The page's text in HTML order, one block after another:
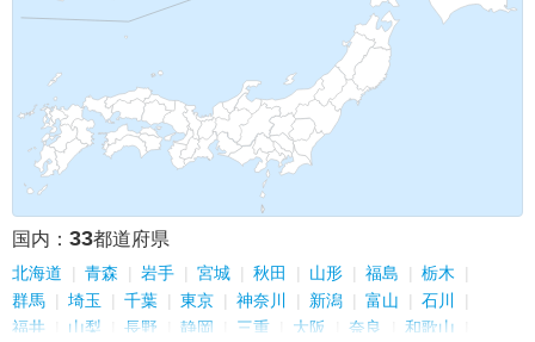
国内： 33都道府県
北海道 青森 岩手 宮城 秋田 山形 福島
栃木
群馬
埼玉 千葉 東京 神奈川 新潟 富山
石川
福井
山梨 長野 静岡 三重 大阪 奈良
和歌山